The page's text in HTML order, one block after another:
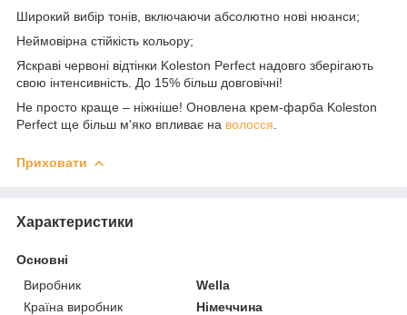
Широкий вибір тонів, включаючи абсолютно нові нюанси;
Неймовірна стійкість кольору;
Яскраві червоні відтінки Koleston Perfect надовго зберігають
свою інтенсивність. До 15% більш довговічні!
Не просто краще – ніжніше! Оновлена крем-фарба Koleston
Perfect ще більш м'яко впливає на волосся
Приховати
Характеристики
Основні
Виробник
Wella
Країна виробник
Німеччина